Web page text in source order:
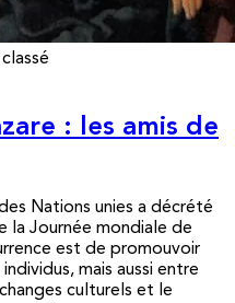
: les amis de
Nations unies a décrété
la Journée mondiale de
est de promouvoir
mais aussi entre
culturels et le